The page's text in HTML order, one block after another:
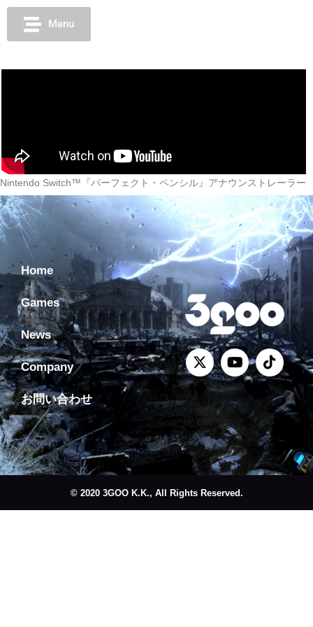
Menu
Nintendo Switch™『パーフェクト・ペンシル』アナウンストレーラー
Home
Games
News
Company
お問い合わせ
© 2020 3GOO K.K., All Rights Reserved.